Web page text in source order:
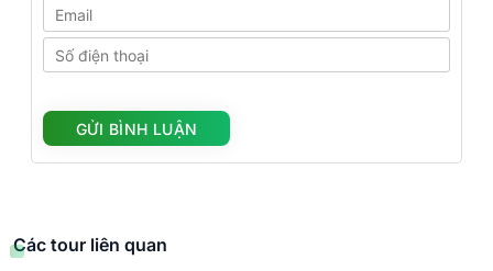
Các tour liên quan